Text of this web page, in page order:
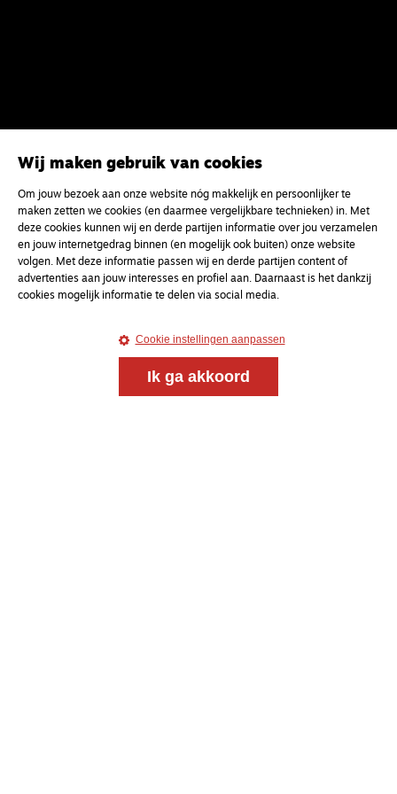
Wij maken gebruik van cookies
Om jouw bezoek aan onze website nóg makkelijk en persoonlijker te
maken zetten we cookies (en daarmee vergelijkbare technieken) in. Met
deze cookies kunnen wij en derde partijen informatie over jou verzamelen
en jouw internetgedrag binnen (en mogelijk ook buiten) onze website
volgen. Met deze informatie passen wij en derde partijen content of
advertenties aan jouw interesses en profiel aan. Daarnaast is het dankzij
cookies mogelijk informatie te delen via social media.
Cookie instellingen aanpassen
Ik ga akkoord